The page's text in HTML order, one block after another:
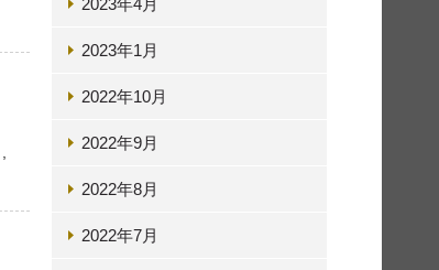
2023年4月
2023年1月
2022年10月
2022年9月
2022年8月
2022年7月